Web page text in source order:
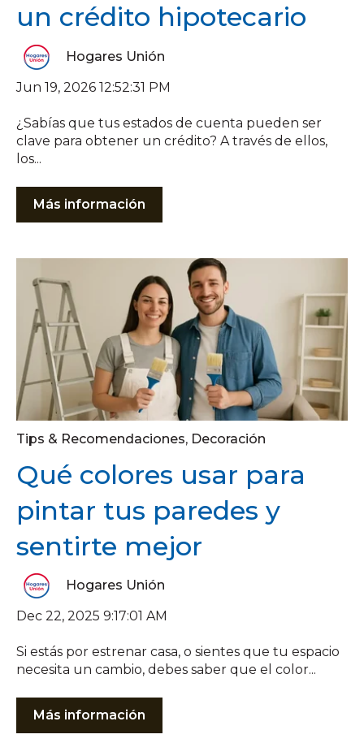
un crédito hipotecario
Hogares Unión
Jun 19, 2026 12:52:31 PM
¿Sabías que tus estados de cuenta pueden ser
clave para obtener un crédito? A través de ellos,
los...
Más información
Tips & Recomendaciones, Decoración
Qué colores usar para
pintar tus paredes y
sentirte mejor
Hogares Unión
Dec 22, 2025 9:17:01 AM
Si estás por estrenar casa, o sientes que tu espacio
necesita un cambio, debes saber que el color...
Más información